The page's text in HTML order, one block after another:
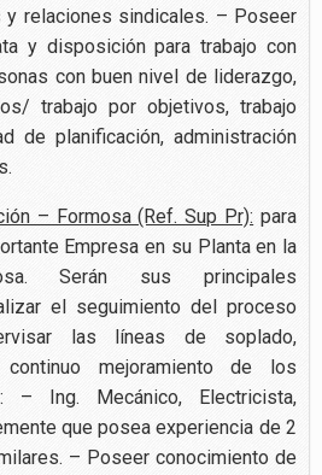
y relaciones sindicales. – Poseer
y disposición para trabajo con
con buen nivel de liderazgo,
trabajo por objetivos, trabajo
de planificación, administración
– Formosa (Ref. Sup Pr): para
Empresa en su Planta en la
Serán sus principales
el seguimiento del proceso
las líneas de soplado,
mejoramiento de los
– Ing. Mecánico, Electricista,
que posea experiencia de 2
– Poseer conocimiento de